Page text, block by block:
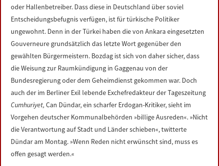
oder Hallenbetreiber. Dass diese in Deutschland über soviel
Entscheidungsbefugnis verfügen, ist für türkische Politiker
ungewohnt. Denn in der Türkei haben die von Ankara eingesetzten
Gouverneure grundsätzlich das letzte Wort gegenüber den
gewählten Bürgermeistern. Bozdag ist sich von daher sicher, dass
die Weisung zur Raumkündigung in Gaggenau von der
Bundesregierung oder dem Geheimdienst gekommen war. Doch
auch der im Berliner Exil lebende Exchefredakteur der Tageszeitung
Cumhuriyet, Can Dündar, ein scharfer Erdogan-Kritiker, sieht im
Vorgehen deutscher Kommunalbehörden »billige Ausreden«. »Nicht
die Verantwortung auf Stadt und Länder schieben«, twitterte
Dündar am Montag. »Wenn Reden nicht erwünscht sind, muss es
offen gesagt werden.«